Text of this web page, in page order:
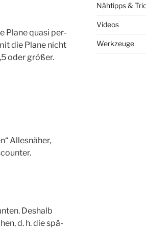
Pla­ne qua­si per­
die Pla­ne nicht
oder größer.
Alles­nä­her,
Des­halb
d. h. die spä­
Nähtipps &
Videos
Werkzeuge